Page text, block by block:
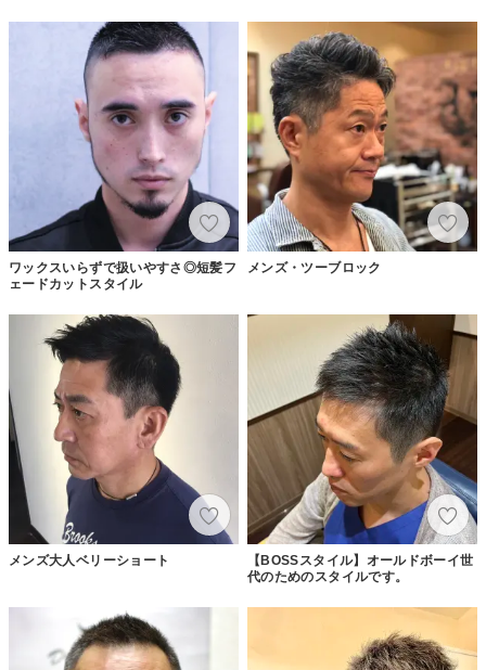
ワックスいらずで扱いやすさ◎短髪フ
ェードカットスタイル
メンズ・ツーブロック
メンズ大人ベリーショート
【BOSSスタイル】オールドボーイ世
代のためのスタイルです。